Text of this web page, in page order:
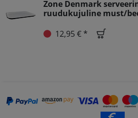
Zone Denmark
ruudukujuline must/
12,95 € *